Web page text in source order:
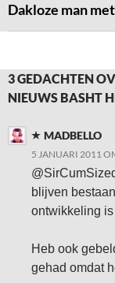
Dakloze man
3 GEDACHTEN
NIEUWS BASHT
MADBELLO
5 JANUARI 2011
blijven
ontwikkeling
Heb ook
gehad omdat